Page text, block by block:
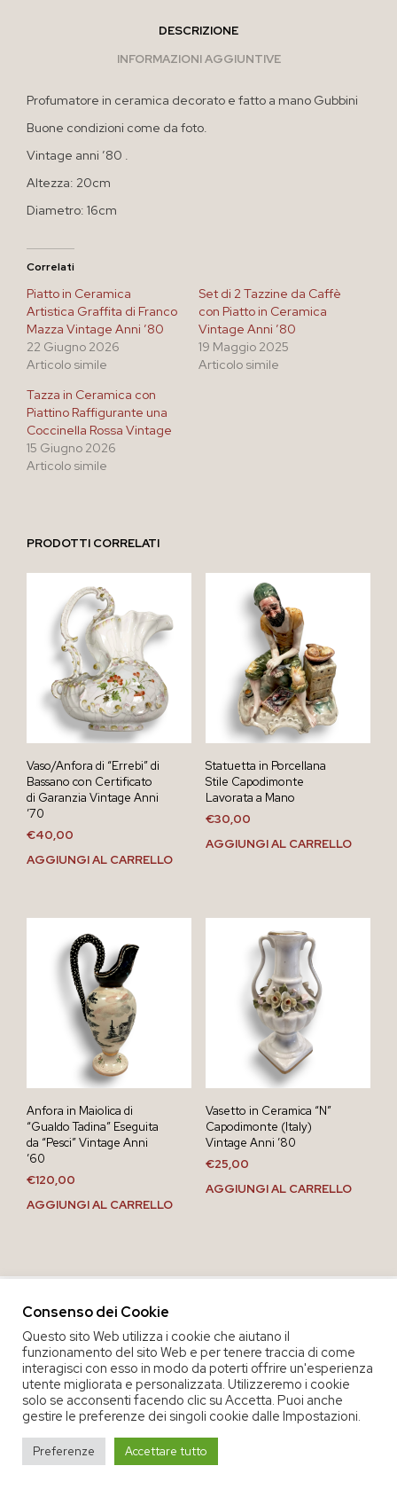
DESCRIZIONE
INFORMAZIONI AGGIUNTIVE
Profumatore in ceramica decorato e fatto a mano Gubbini
Buone condizioni come da foto.
Vintage anni ’80 .
Altezza: 20cm
Diametro: 16cm
Correlati
Piatto in Ceramica
Artistica Graffita di Franco
Mazza Vintage Anni ’80
22 Giugno 2026
Articolo simile
Set di 2 Tazzine da Caffè
con Piatto in Ceramica
Vintage Anni ’80
19 Maggio 2025
Articolo simile
Tazza in Ceramica con
Piattino Raffigurante una
Coccinella Rossa Vintage
15 Giugno 2026
Articolo simile
PRODOTTI CORRELATI
Vaso/Anfora di “Errebi” di
Bassano con Certificato
di Garanzia Vintage Anni
’70
€40,00
AGGIUNGI AL CARRELLO
Statuetta in Porcellana
Stile Capodimonte
Lavorata a Mano
€30,00
AGGIUNGI AL CARRELLO
Anfora in Maiolica di
“Gualdo Tadina” Eseguita
da “Pesci” Vintage Anni
’60
€120,00
AGGIUNGI AL CARRELLO
Vasetto in Ceramica “N”
Capodimonte (Italy)
Vintage Anni ’80
€25,00
AGGIUNGI AL CARRELLO
COPYRIGHT 2020 COOP. SOC. OFFICINA 68 |
TERMINI E CONDIZIONI DEL SERVIZIO|
Consenso dei Cookie
Questo sito Web utilizza i cookie che aiutano il
funzionamento del sito Web e per tenere traccia di come
interagisci con esso in modo da poterti offrire un'esperienza
utente migliorata e personalizzata. Utilizzeremo i cookie
solo se acconsenti facendo clic su Accetta. Puoi anche
gestire le preferenze dei singoli cookie dalle Impostazioni.
Preferenze Accettare tutto